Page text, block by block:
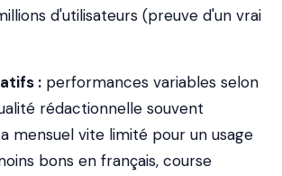
d'utilisateurs (preuve d'un vrai
: performances variables selon
rédactionnelle souvent
mensuel vite limité pour un usage
bons en français, course